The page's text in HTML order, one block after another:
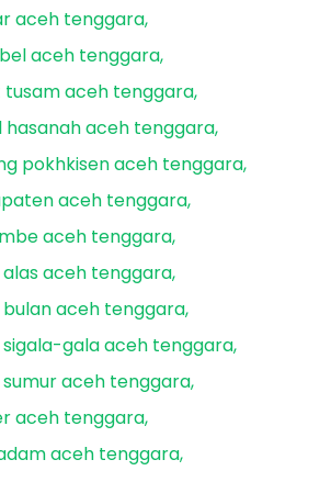
aceh tenggara
aceh tenggara
aceh tenggara
hasanah aceh tenggara
pokhkisen aceh tenggara
aceh tenggara
aceh tenggara
aceh tenggara
aceh tenggara
gala aceh tenggara
aceh tenggara
aceh tenggara
aceh tenggara